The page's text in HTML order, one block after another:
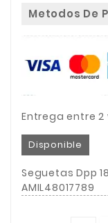
Metodos De
Entrega entre 2
Disponible
Seguetas Dpp
AMIL48017789